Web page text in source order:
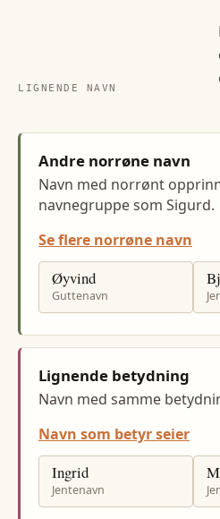
LIGNENDE NAVN
Andre norrøne navn
Navn med norrønt
navnegruppe som Sigurd.
Se flere norrøne navn
Øyvind
Guttenavn
Lignende betydning
Navn med samme
Navn som betyr seier
Ingrid
Jentenavn